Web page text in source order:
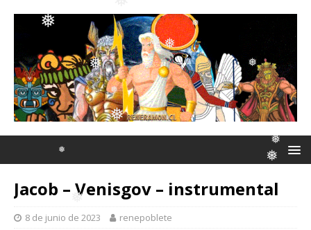
❅
❅ ❅
❅
❅
❅ ❅
❅
Jacob – Venisgov – instrumental
8 de junio de 2023 renepoblete